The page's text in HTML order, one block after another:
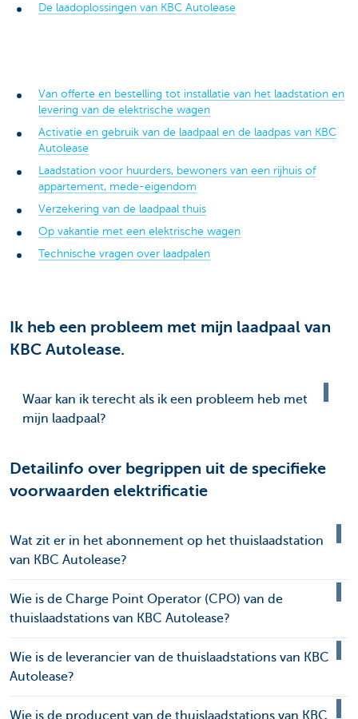
De laadoplossingen van KBC Autolease
Van offerte en bestelling tot installatie van het laadstation en
levering van de elektrische wagen
Activatie en gebruik van de laadpaal en de laadpas van KBC
Autolease
Laadstation voor huurders, bewoners van een rijhuis of
appartement, mede-eigendom
Verzekering van de laadpaal thuis
Op vakantie met een elektrische wagen
Technische vragen over laadpalen
Ik heb een probleem met mijn laadpaal van
KBC Autolease.
Waar kan ik terecht als ik een probleem heb met
mijn laadpaal?
Detailinfo over begrippen uit de specifieke
voorwaarden elektrificatie
Wat zit er in het abonnement op het thuislaadstation
van KBC Autolease?
Wie is de Charge Point Operator (CPO) van de
thuislaadstations van KBC Autolease?
Wie is de leverancier van de thuislaadstations van KBC
Autolease?
Wie is de producent van de thuislaadstations van KBC